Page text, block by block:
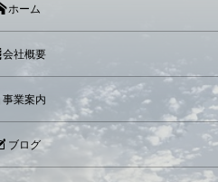
ホーム
会社概要
事業案内
ブログ